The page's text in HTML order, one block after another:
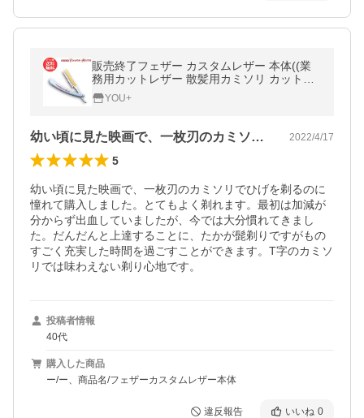
販売終了フェザー カスタムレザー 本体((業
務用カットレザー 散髪用カミソリ カット用
カミソリヘアカットレザー 美容師 理容室 床
屋)2YOU+
幼い頃に見た映画で、一枚刃のカミソリで… 2022/4/17
5
幼い頃に見た映画で、一枚刃のカミソリでひげを剃るのに
憧れて購入しました。とてもよく剃れます。最初は加減が
分からず出血していましたが、今では大分慣れてきまし
た。だんだんと上達することに、たかが髭剃りですがもの
すごく充実した時間を過ごすことができます。T字のカミソ
リでは味わえない剃り心地です。
投稿者情報
40代
購入した商品
ー/ー、商品名/フェザーカスタムレザー本体
違反報告 いいね 0